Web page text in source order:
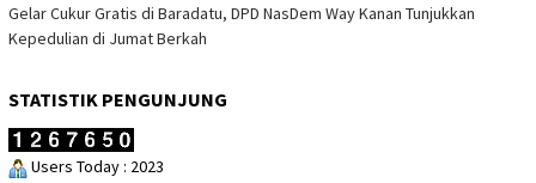
Gelar Cukur Gratis di Baradatu, DPD NasDem Way Kanan Tunjukkan
Kepedulian di Jumat Berkah
STATISTIK PENGUNJUNG
Users Today : 2023